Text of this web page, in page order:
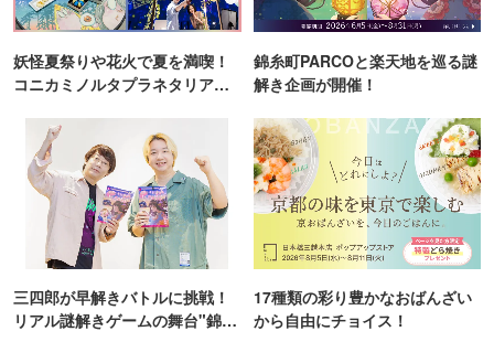
妖怪夏祭りや花火で夏を満喫！
コニカミノルタプラネタリア
錦糸町PARCOと楽天地を巡る謎
解き企画が開催！
三四郎が早解きバトルに挑戦！
リアル謎解きゲームの舞台"錦糸
17種類の彩り豊かなおばんざい
から自由にチョイス！